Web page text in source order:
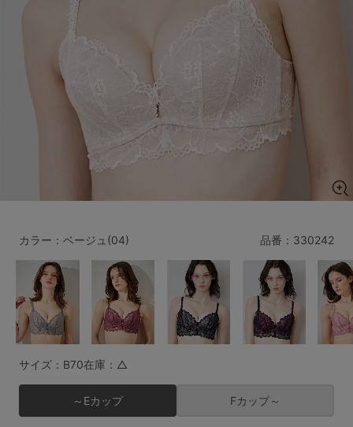
サイズからブラを探す
A65
B65 B75
C70 C75 C80 C85
D70 D75 D80 D85
H70
SS M
L LL
価格帯から探す
～999円 1,000～1,999円
2,000～2,999円 3,000～3,999円
4,000円～
セールアイテムから探す
品番： 330242
カラー：ベージュ(04)
サイズ：B70在庫：△
～Eカップ Fカップ～